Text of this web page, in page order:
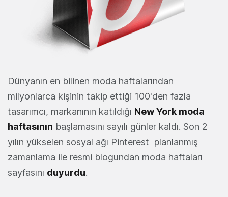
Dünyanın en bilinen moda haftalarından
milyonlarca kişinin takip ettiği 100'den fazla
tasarımcı, markanının katıldığı New York moda
haftasının başlamasını sayılı günler kaldı. Son 2
yılın yükselen sosyal ağı Pinterest planlanmış
zamanlama ile resmi blogundan moda haftaları
sayfasını duyurdu.